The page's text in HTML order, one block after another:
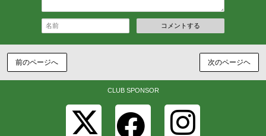
コメントする
前のページへ 次のページヘ
CLUB SPONSOR